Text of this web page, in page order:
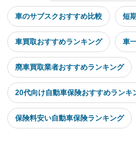
車のサブスクおすすめ比較 短
車買取おすすめランキング 車
廃車買取業者おすすめランキング
20代向け自動車保険おすすめランキ
保険料安い自動車保険ランキング